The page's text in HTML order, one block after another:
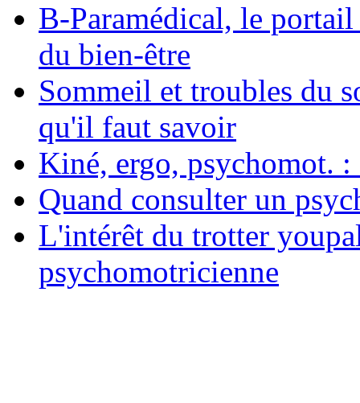
B-Paramédical, le portail
du bien-être
Sommeil et troubles du
qu'il faut savoir
Kiné, ergo, psychomot. :
Quand consulter un
L'intérêt du trotter
psychomotricienne